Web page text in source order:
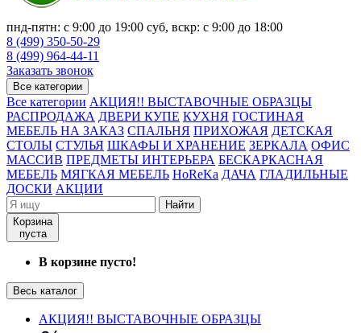
пнд-пятн: с 9:00 до 19:00 суб, вскр: с 9:00 до 18:00
8 (499) 350-50-29
8 (499) 964-44-11
Заказать звонок
Все категории
Все категории АКЦИЯ!! ВЫСТАВОЧНЫЕ ОБРАЗЦЫ
РАСПРОДАЖА ДВЕРИ КУПЕ КУХНЯ ГОСТИНАЯ
МЕБЕЛЬ НА ЗАКАЗ СПАЛЬНЯ ПРИХОЖАЯ ДЕТСКАЯ
СТОЛЫ СТУЛЬЯ ШКАФЫ И ХРАНЕНИЕ ЗЕРКАЛА ОФИС
МАССИВ ПРЕДМЕТЫ ИНТЕРЬЕРА БЕСКАРКАСНАЯ
МЕБЕЛЬ МЯГКАЯ МЕБЕЛЬ HoReKa ДАЧА ГЛАДИЛЬНЫЕ
ДОСКИ АКЦИИ
Найти
Корзина
пуста
В корзине пусто!
Весь каталог
АКЦИЯ!! ВЫСТАВОЧНЫЕ ОБРАЗЦЫ